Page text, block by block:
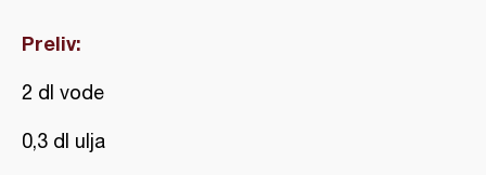
Preliv:
2 dl vode
0,3 dl ulja